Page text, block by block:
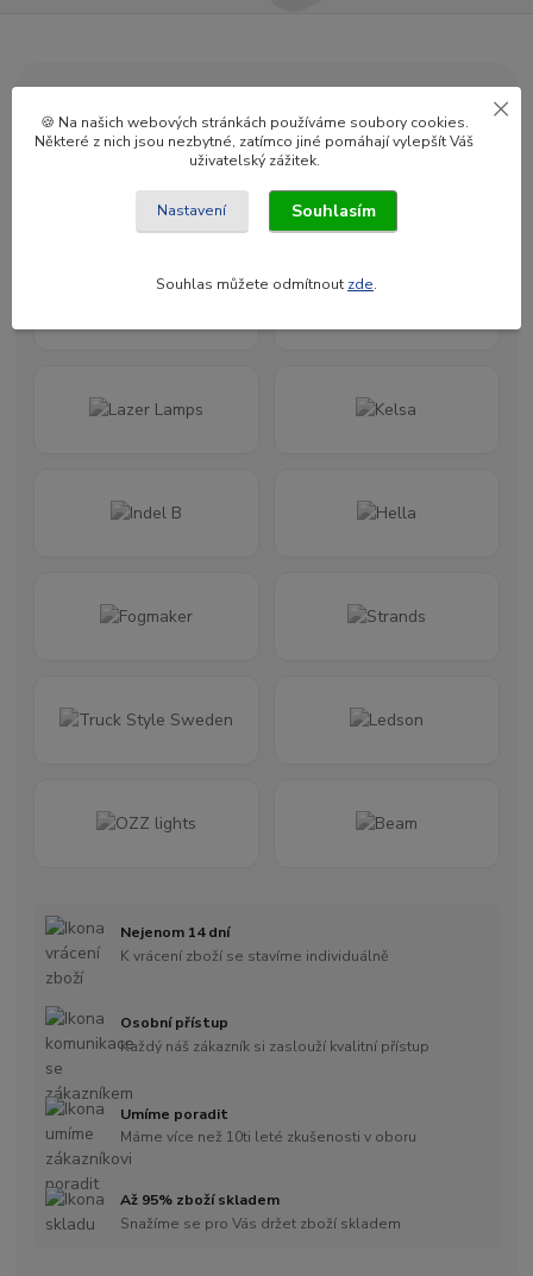
Jsme oficiální distributoři značek
Nejenom 14 dní
K vrácení zboží se stavíme individuálně
Osobní přístup
Každý náš zákazník si zaslouží kvalitní přístup
Umíme poradit
Máme více než 10ti leté zkušenosti v oboru
Až 95% zboží skladem
Snažíme se pro Vás držet zboží skladem
🍪 Na našich webových stránkách používáme soubory cookies.
Některé z nich jsou nezbytné, zatímco jiné pomáhají vylepšít Váš
uživatelský zážitek.
Nastavení Souhlasím
Souhlas můžete odmítnout zde.